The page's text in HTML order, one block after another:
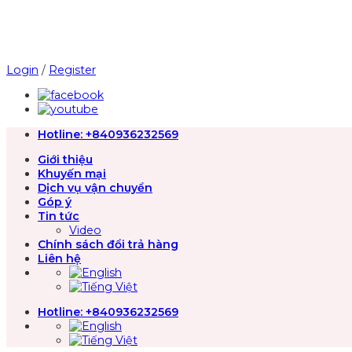
Login / Register
Hotline: +840936232569
Giới thiệu
Khuyến mại
Dịch vụ vận chuyển
Góp ý
Tin tức
Video
Chính sách đổi trả hàng
Liên hệ
Hotline: +840936232569